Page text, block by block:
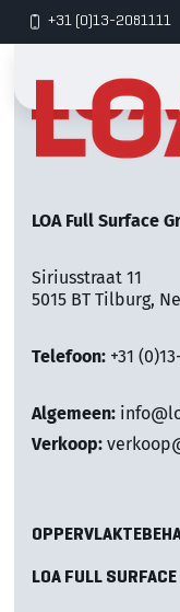
+31 (0)13-2081111
LOA Full Surface
Siriusstraat 11
5015 BT Tilburg,
Telefoon: +31
Algemeen:
Verkoop:
LOA FULL SURFACE